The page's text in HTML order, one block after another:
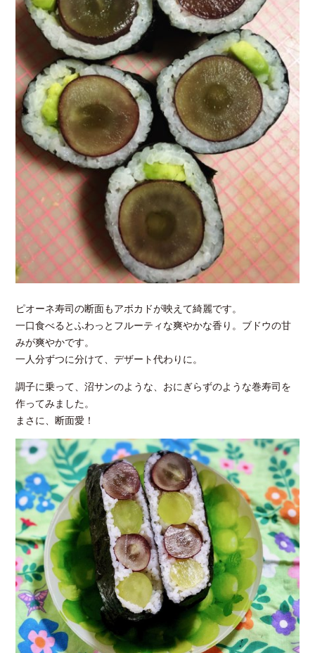
ピオーネ寿司の断面もアボカドが映えて綺麗です。
一口食べるとふわっとフルーティな爽やかな香り。ブドウの甘
みが爽やかです。
一人分ずつに分けて、デザート代わりに。
調子に乗って、沼サンのような、おにぎらずのような巻寿司を
作ってみました。
まさに、断面愛！